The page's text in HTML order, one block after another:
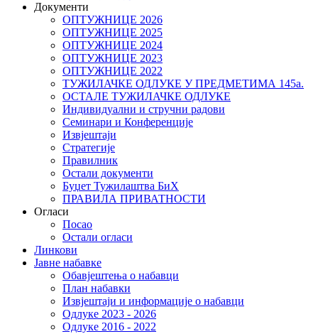
Документи
ОПТУЖНИЦЕ 2026
ОПТУЖНИЦЕ 2025
ОПТУЖНИЦЕ 2024
ОПТУЖНИЦЕ 2023
ОПТУЖНИЦЕ 2022
ТУЖИЛАЧКЕ ОДЛУКЕ У ПРЕДМЕТИМА 145а.
ОСТАЛЕ ТУЖИЛАЧКЕ ОДЛУКЕ
Индивидуални и стручни радови
Семинари и Конференције
Извјештаји
Стратегије
Правилник
Остали документи
Буџет Тужилаштва БиХ
ПРАВИЛА ПРИВАТНОСТИ
Огласи
Посао
Остали огласи
Линкови
Јавне набавке
Обавјештења о набавци
План набавки
Извјештаји и информације о набавци
Одлуке 2023 - 2026
Одлуке 2016 - 2022